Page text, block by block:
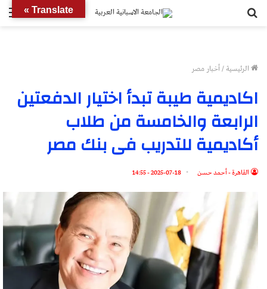
الرئيسية/أخبار مصر
اكاديمية طيبة تبدأ اختيار الدفعتين
الرابعة والخامسة من طلاب
أكاديمية للتدريب فى بنك مصر
القاهرة - أحمد حسن 2025-07-18 - 14:55
Translate »